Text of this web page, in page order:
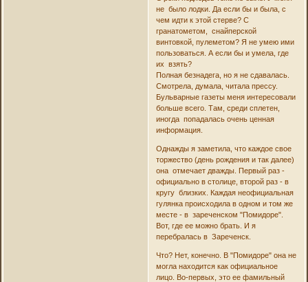
не было лодки. Да если бы и была, с
чем идти к этой стерве? С
гранатометом, снайперской
винтовкой, пулеметом? Я не умею ими
пользоваться. А если бы и умела, где
их взять?
Полная безнадега, но я не сдавалась.
Смотрела, думала, читала прессу.
Бульварные газеты меня интересовали
больше всего. Там, среди сплетен,
иногда попадалась очень ценная
информация.
Однажды я заметила, что каждое свое
торжество (день рождения и так далее)
она отмечает дважды. Первый раз -
официально в столице, второй раз - в
кругу близких. Каждая неофициальная
гулянка происходила в одном и том же
месте - в зареченском "Помидоре".
Вот, где ее можно брать. И я
перебралась в Зареченск.
Что? Нет, конечно. В "Помидоре" она не
могла находится как официальное
лицо. Во-первых, это ее фамильный